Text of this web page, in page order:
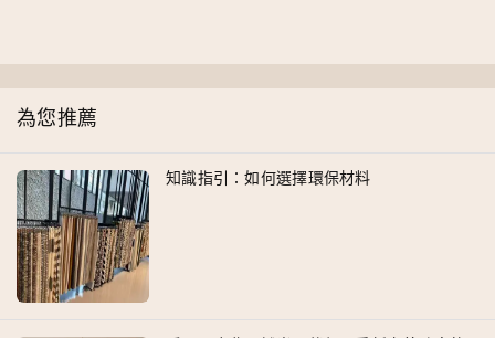
為您推薦
知識指引：如何選擇環保材料